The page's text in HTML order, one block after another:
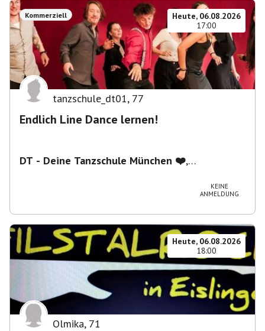
Kommerziell
Heute, 06.08.2026
17:00
tanzschule_dt01, 77
Endlich Line Dance lernen!
DT - Deine Tanzschule München ❤️,
KEINE
ANMELDUNG
Heute, 06.08.2026
18:00
Olmika, 71